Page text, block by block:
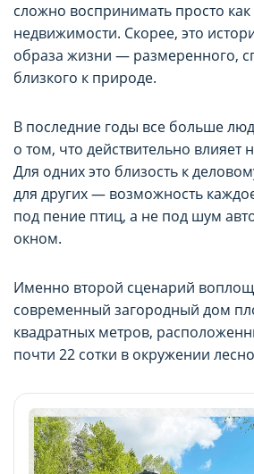
сложно воспринимать просто как
недвижимости. Скорее, это
образа жизни — размеренного,
близкого к природе.
В последние годы все больше
о том, что действительно влияет
Для одних это близость к
для других — возможность
под пение птиц, а не под шум
окном.
Именно второй сценарий
современный загородный дом
квадратных метров,
почти 22 сотки в окружении